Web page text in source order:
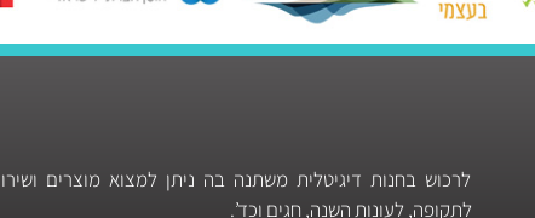
לרכוש בחנות דיגיטלית משתנה בה ניתן למצוא מוצרים
לתקופה, לעונות השנה, חגים וכד’.